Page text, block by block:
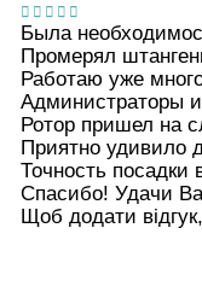
Была
Промерял
Работаю уже
Администраторы
Ротор пришел на
Приятно удивило
Точность посадки
Спасибо! Удачи
Щоб додати